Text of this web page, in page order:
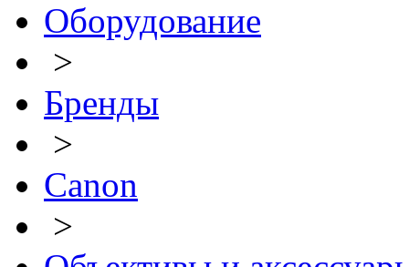
Оборудование
>
Бренды
>
Canon
>